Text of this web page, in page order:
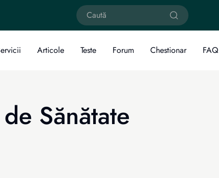
Articole Teste Forum Chestionar FAQ
Sănătate